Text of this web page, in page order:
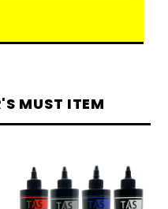
MUST ITEM